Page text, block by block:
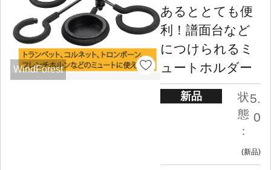
WindForest
あるととても便
利！譜面台など
につけられるミ
ュートホルダー
新品
状
態
：
5.
0
新品